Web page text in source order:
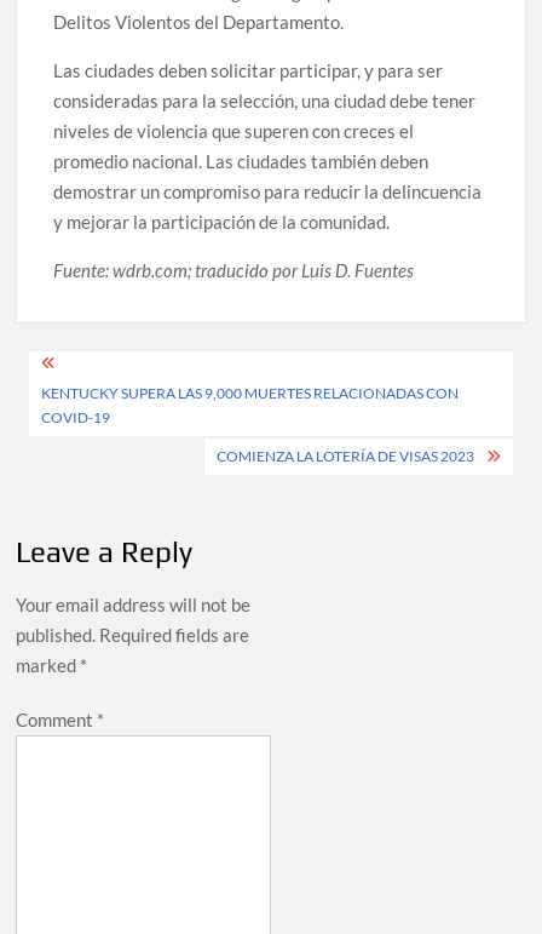
Delitos Violentos del Departamento.
Las ciudades deben solicitar participar, y para ser
consideradas para la selección, una ciudad debe tener
niveles de violencia que superen con creces el
promedio nacional. Las ciudades también deben
demostrar un compromiso para reducir la delincuencia
y mejorar la participación de la comunidad.
Fuente: wdrb.com; traducido por Luis D. Fuentes
Post
navigation
KENTUCKY SUPERA LAS 9,000 MUERTES RELACIONADAS CON
COVID-19
COMIENZA LA LOTERÍA DE VISAS 2023
Leave a Reply
Your email address will not be
published. Required fields are
marked *
Comment *